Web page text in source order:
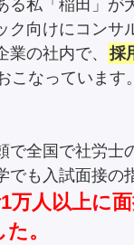
る私「稲田」が
ク向けにコンサ
業の社内で、 採
こなっています。
で全国で社労士
でも入試面接の
万人以上に
。